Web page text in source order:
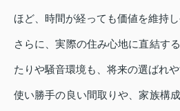
ほど、時間が経っても価値を維持し
さらに、実際の住み心地に直結す
たりや騒音環境も、将来の選ばれや
使い勝手の良い間取りや、家族構